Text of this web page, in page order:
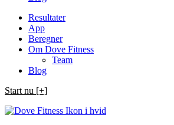
Resultater
App
Beregner
Om Dove Fitness
Team
Blog
Start nu [+]